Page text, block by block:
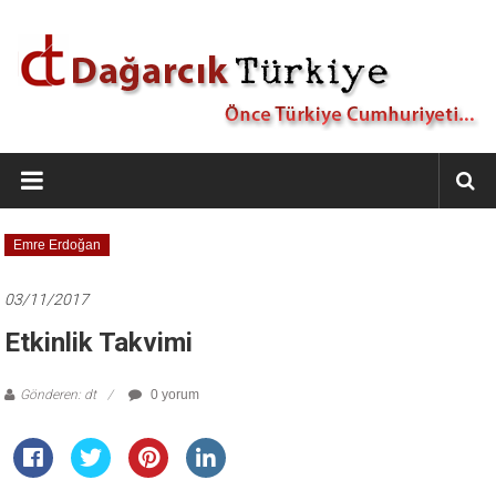
Dağarcık
Türkiye
Önce
Türkiye
Emre Erdoğan
03/11/2017
Etkinlik Takvimi
Gönderen: dt 0 yorum